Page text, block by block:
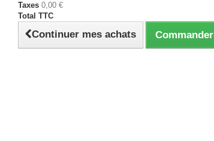
Taxes 0,00 €
Total TTC
Continuer mes achats Commander